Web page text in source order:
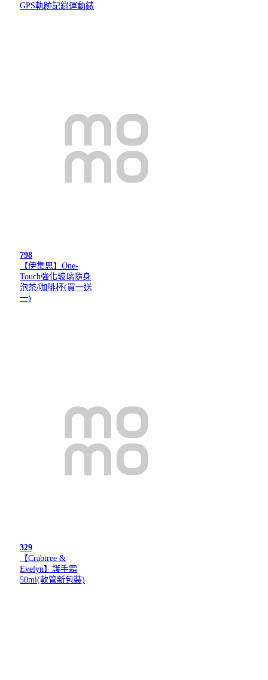
GPS軌跡記錄運動錶
798
【伊集思】One-
Touch強化玻璃隨身
泡茶/咖啡杯(買一送
一)
329
【Crabtree &
Evelyn】護手霜
50ml(軟管新包裝)